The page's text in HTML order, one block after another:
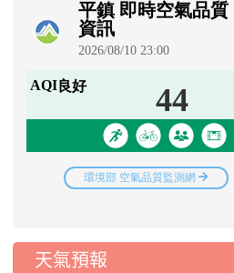
天氣預報